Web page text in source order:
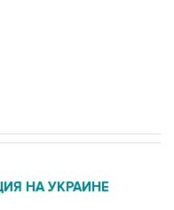
НА УКРАИНЕ